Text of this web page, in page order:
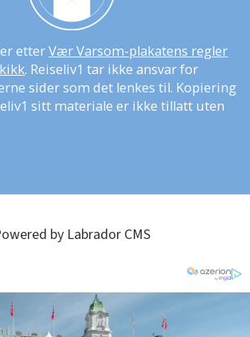
etterVær Varsom-plakatens regler
. Reiseliv1 tar ikke ansvar for
sider som det lenkes til. Kopiering
sitt materiale er ikke tillatt uten
by Labrador CMS